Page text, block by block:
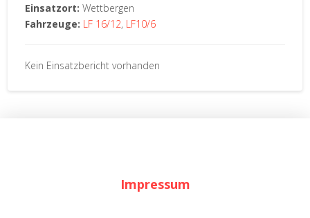
Einsatzort: Wettbergen
Fahrzeuge: LF 16/12, LF10/6
Kein Einsatzbericht vorhanden
Impressum